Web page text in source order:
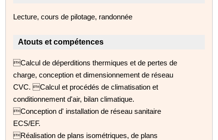
Lecture, cours de pilotage, randonnée
Atouts et compétences
Calcul de déperditions thermiques et de pertes de
charge, conception et dimensionnement de réseau
CVC. Calcul et procédés de climatisation et
conditionnement d'air, bilan climatique.
Conception d' installation de réseau sanitaire
ECS/EF.
Réalisation de plans isométriques, de plans